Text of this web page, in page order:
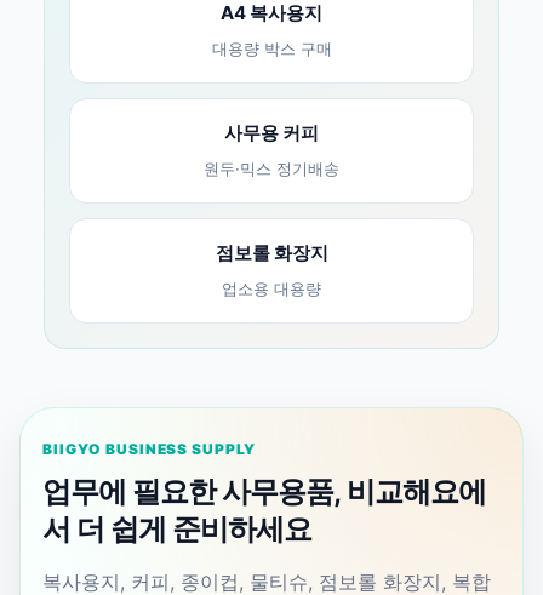
A4 복사용지
대용량 박스 구매
사무용 커피
원두·믹스 정기배송
점보롤 화장지
업소용 대용량
BIIGYO BUSINESS SUPPLY
업무에 필요한 사무용품, 비교해요에
서 더 쉽게 준비하세요
복사용지, 커피, 종이컵, 물티슈, 점보롤 화장지, 복합